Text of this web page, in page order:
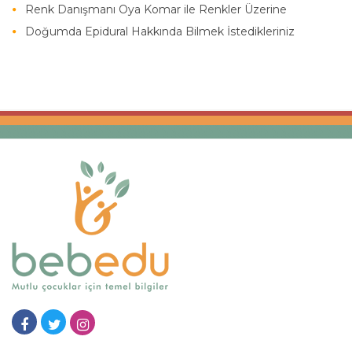
Renk Danışmanı Oya Komar ile Renkler Üzerine
Doğumda Epidural Hakkında Bilmek İstedikleriniz